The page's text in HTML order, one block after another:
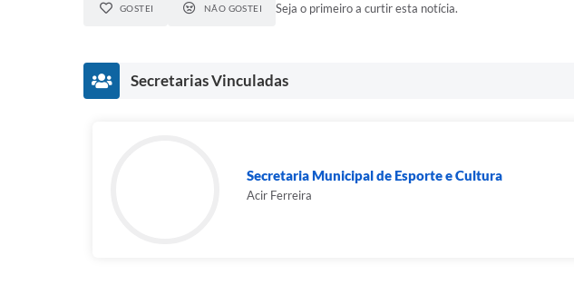
GOSTEI NÃO GOSTEI Seja o primeiro a curtir esta notícia.
Secretarias Vinculadas
Secretaria Municipal de Esporte e Cultura
Acir Ferreira